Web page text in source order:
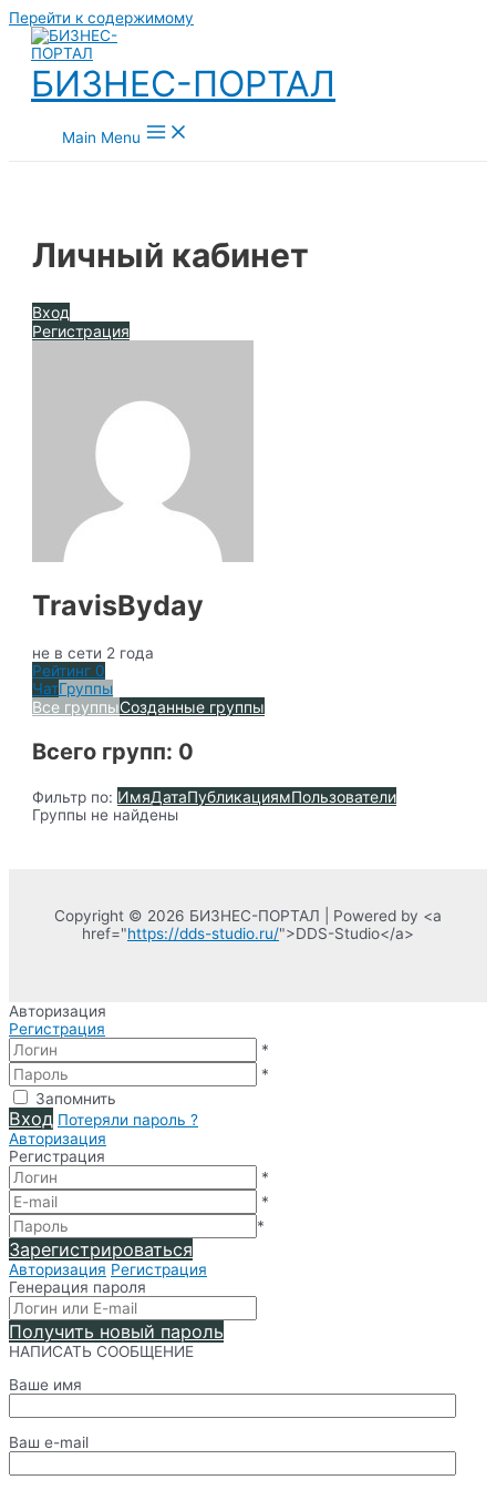
Перейти к содержимому
БИЗНЕС-ПОРТАЛ
Main Menu
Личный кабинет
Вход
Регистрация
TravisByday
не в сети 2 года
Рейтинг 0
ЧатГруппы
Все группыСозданные группы
Всего групп: 0
Фильтр по: ИмяДатаПубликациямПользователи
Группы не найдены
Copyright © 2026 БИЗНЕС-ПОРТАЛ | Powered by <a
href="https://dds-studio.ru/">DDS-Studio</a>
Авторизация
Регистрация
*
*
Запомнить
Вход Потеряли пароль ?
Авторизация
Регистрация
*
*
*
Зарегистрироваться
Авторизация Регистрация
Генерация пароля
Получить новый пароль
НАПИСАТЬ СООБЩЕНИЕ
Ваше имя
Ваш e-mail